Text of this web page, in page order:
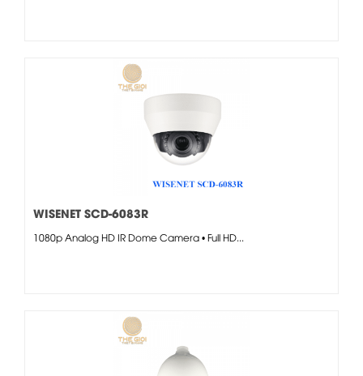
WISENET SCD-6083R
1080p Analog HD IR Dome Camera • Full HD...